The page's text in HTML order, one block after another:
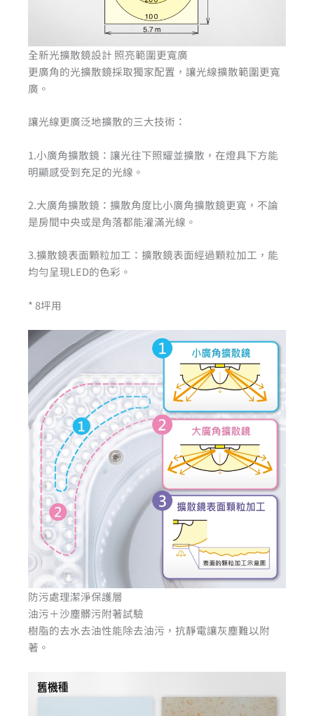
全新光擴散鏡設計 照亮範圍更寬廣
更廣角的光擴散鏡採取獨家配置，讓光線擴散範圍更寬
廣。
讓光線更廣泛地擴散的三大技術：
1.小廣角擴散鏡：讓光往下照耀並擴散，在燈具下方能
明顯感受到充足的光線。
2.大廣角擴散鏡：擴散角度比小廣角擴散鏡更寬，不論
是房間中央或是角落都能灌滿光線。
3.擴散鏡表面顆粒加工：擴散鏡表面經過顆粒加工，能
均勻呈現LED的色彩。
* 8坪用
防污處理潔淨保護層
油污＋沙塵髒污附著試驗
樹脂的去水去油性能除去油污，抗靜電讓灰塵難以附
著。